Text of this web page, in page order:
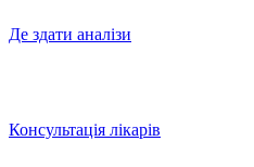
Де здати аналізи
Консультація лікарів